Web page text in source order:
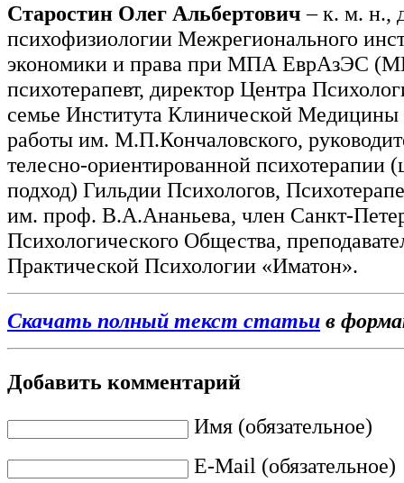
Старостин Олег Альбертович – к. м. н.,
психофизиологии Межрегионального
экономики и права при МПА ЕврАзЭС
психотерапевт, директор Центра
семье Института Клинической
работы им. М.П.Кончаловского,
телесно-ориентированной психотерапии
подход) Гильдии Психологов,
им. проф. В.А.Ананьева, член Санкт-
Психологического Общества,
Практической Психологии «Иматон».
Скачать полный текст статьи в
Добавить комментарий
Имя (обязательное)
E-Mail (обязательное)